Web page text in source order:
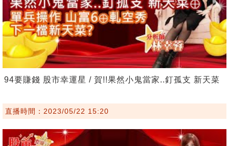
94要賺錢 股市幸運星 / 賀!!果然小鬼當家..釘孤支 新天菜
直播時間：2023/05/22 15:20